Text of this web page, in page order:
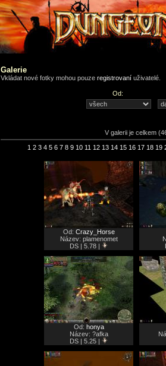
Galerie
Vkládat nové fotky mohou pouze registrovaní uživatelé.
Od:
V galerii je celkem
1 2 3 4 5 6 7 8 9 10 11 12 13 14 15 16 17 18 19
Od: Crazy_Horse
Název: plamenomet
DS | 5.78 |
Od: honya
Název: ?afka
DS | 5.25 |